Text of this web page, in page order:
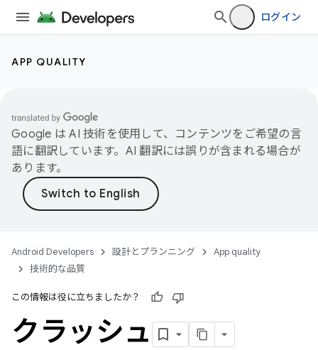
ログイン
APP QUALITY
Google は AI 技術を使用して、コンテンツをご希望の言
語に翻訳しています。AI 翻訳には誤りが含まれる場合が
あります。
Android Developers 設計とプランニング
App quality
技術的な品質
この情報は役に立ちましたか？
クラッシュ